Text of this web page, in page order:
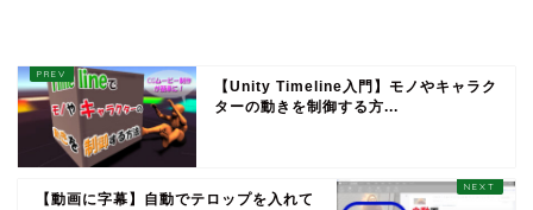
【Unity Timeline入門】モノやキャラク
ターの動きを制御する方...
【動画に字幕】自動でテロップを入れて